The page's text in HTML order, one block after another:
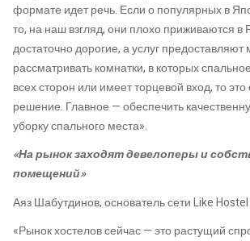
формате идет речь. Если о популярных в
то, на наш взгляд, они плохо приживаются в
достаточно дорогие, а услуг
рассматривать комнатки, в которых
всех сторон или имеет торцевой вход, то
решение. Главное — обеспечить
уборку спального места».
«На рынок заходят девелоперы и
помещений»
Аяз Шабутдинов, основатель сети Like Hostel
«Рынок хостелов сейчас — это растущий